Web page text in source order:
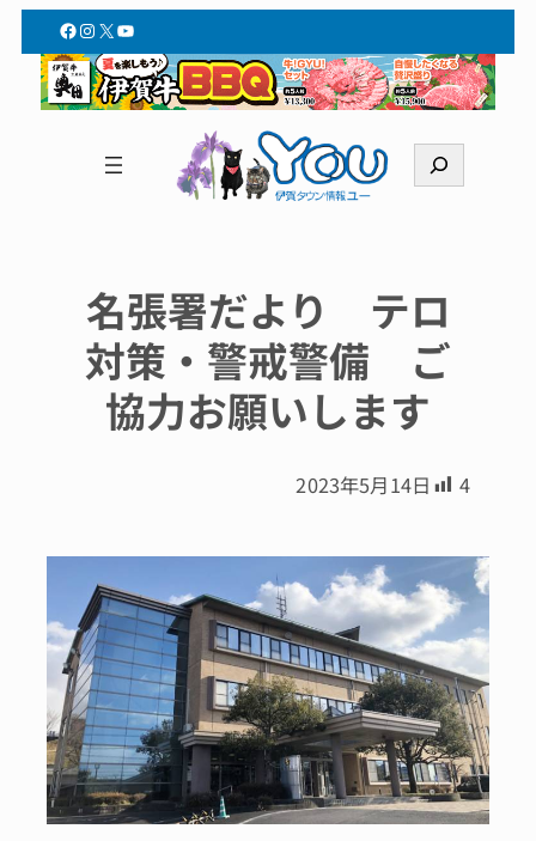
Facebook
Instagram
X YouTube
索
名張署だより テロ
対策・警戒警備 ご
協力お願いします
2023年5月14日 4